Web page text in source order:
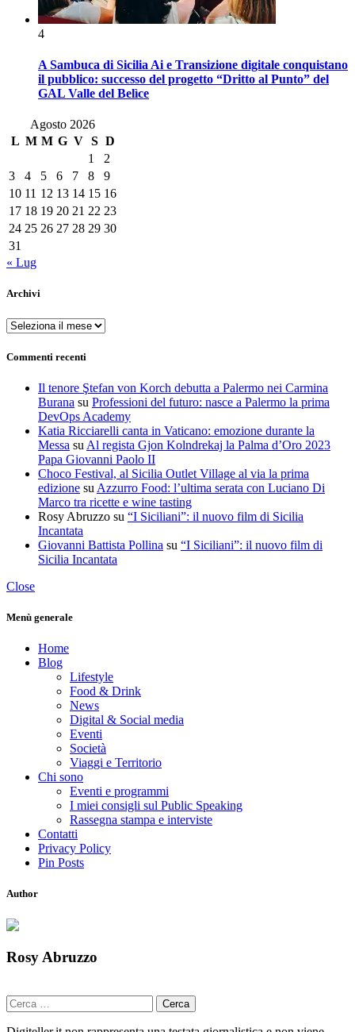
4
A Sambuca di Sicilia Ai e Transizione digitale conquistano
il pubblico: successo del progetto “Dritto al Punto” del
GAL Valle del Belìce
Agosto 2026
L M M G V S D
1
2
3
4 5 6 7 8
9
10 11 12 13 14 15 16
17 18 19 20 21 22 23
24 25 26 27 28 29 30
31
« Lug
Archivi
Archivi
Commenti recenti
Il tenore Ştefan von Korch debutta a Palermo nei Carmina
Burana su Professioni del futuro: nasce a Palermo la prima
DevOps Academy
Katia Ricciarelli canta in Vaticano: emozione durante la
Messa su Al regista Gjon Kolndrekaj la Palma d’Oro 2023
Papa Giovanni Paolo II
Choco Festival, al Sicilia Outlet Village al via la prima
edizione su Azzurro Food: l’ultima serata con Luciano Di
Marco tra ricette e wine tasting
Rosy Abruzzo su “I Siciliani”: il nuovo film di Sicilia
Incantata
Giovanni Battista Pollina su “I Siciliani”: il nuovo film di
Sicilia Incantata
Close
Menù generale
Home
Blog
Lifestyle
Food & Drink
News
Digital & Social media
Eventi
Società
Viaggi e Territorio
Chi sono
Eventi e programmi
I miei consigli sul Public Speaking
Rassegna stampa e interviste
Contatti
Privacy Policy
Pin Posts
Author
Rosy Abruzzo
Ricerca
per: